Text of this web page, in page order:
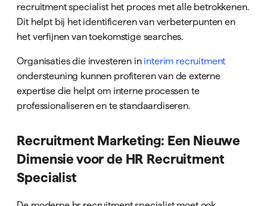
recruitment specialist het proces met alle betrokkenen.
Dit helpt bij het identificeren van verbeterpunten en
het verfijnen van toekomstige searches.
Organisaties die investeren in interim recruitment
ondersteuning kunnen profiteren van de externe
expertise die helpt om interne processen te
professionaliseren en te standaardiseren.
Recruitment Marketing: Een Nieuwe
Dimensie voor de HR Recruitment
Specialist